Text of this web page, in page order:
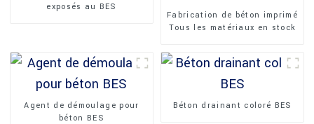
exposés au BES
Fabrication de béton imprimé
Tous les matériaux en stock
Agent de démoulage pour
béton BES
Béton drainant coloré BES